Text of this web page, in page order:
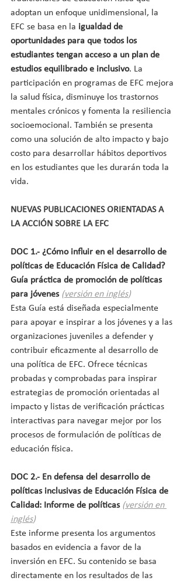
adoptan un enfoque unidimensional, la
EFC se basa en la igualdad de
oportunidades para que todos los
estudiantes tengan acceso a un plan de
estudios equilibrado e inclusivo. La
participación en programas de EFC mejora
la salud física, disminuye los trastornos
mentales crónicos y fomenta la resiliencia
socioemocional. También se presenta
como una solución de alto impacto y bajo
costo para desarrollar hábitos deportivos
en los estudiantes que les durarán toda la
vida.
NUEVAS PUBLICACIONES ORIENTADAS A
LA ACCIÓN SOBRE LA EFC
DOC 1.- ¿Cómo influir en el desarrollo de
políticas de Educación Física de Calidad?
Guía práctica de promoción de políticas
para jóvenes (versión en inglés)
Esta Guía está diseñada especialmente
para apoyar e inspirar a los jóvenes y a las
organizaciones juveniles a defender y
contribuir eficazmente al desarrollo de
una política de EFC. Ofrece técnicas
probadas y comprobadas para inspirar
estrategias de promoción orientadas al
impacto y listas de verificación prácticas
interactivas para navegar mejor por los
procesos de formulación de políticas de
educación física.
DOC 2.- En defensa del desarrollo de
políticas inclusivas de Educación Física de
Calidad: Informe de políticas (versión en
inglés)
Este informe presenta los argumentos
basados en evidencia a favor de la
inversión en EFC. Su contenido se basa
directamente en los resultados de las